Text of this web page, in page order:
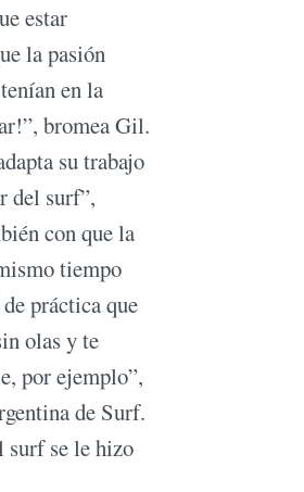
estar
la pasión
en la
bromea Gil.
su trabajo
del surf”,
con que la
tiempo
práctica que
olas y te
por ejemplo”,
de Surf.
surf se le hizo